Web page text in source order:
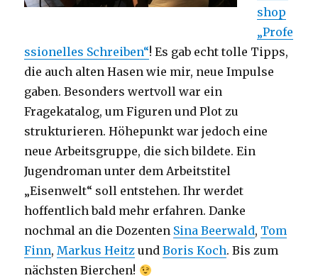
shop
„Profe
ssionelles Schreiben“! Es gab echt tolle Tipps,
die auch alten Hasen wie mir, neue Impulse
gaben. Besonders wertvoll war ein
Fragekatalog, um Figuren und Plot zu
strukturieren. Höhepunkt war jedoch eine
neue Arbeitsgruppe, die sich bildete. Ein
Jugendroman unter dem Arbeitstitel
„Eisenwelt“ soll entstehen. Ihr werdet
hoffentlich bald mehr erfahren. Danke
nochmal an die Dozenten Sina Beerwald, Tom
Finn,Markus Heitz undBoris Koch. Bis zum
nächsten Bierchen!